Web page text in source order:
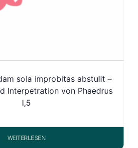
sola improbitas abstulit –
Interpetration von Phaedrus
I,5
WEITERLESEN